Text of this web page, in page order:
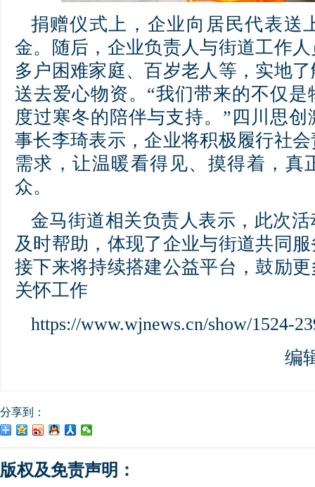
捐赠仪式上，企业向居民代表送
金。随后，企业负责人与街道工作
多户困难家庭、百岁老人等，实地
送去爱心物资。“我们带来的不仅
度过寒冬的陪伴与支持。”四川思
事长李琦表示，企业将积极履行社
需求，让温暖看得见、摸得着，真
众。
金马街道相关负责人表示，此次
及时帮助，体现了企业与街道共同
接下来将持续搭建公益平台，鼓励
关怀工作
https://www.wjnews.cn/show/1524-
编
分享到：
版权及免责声明：